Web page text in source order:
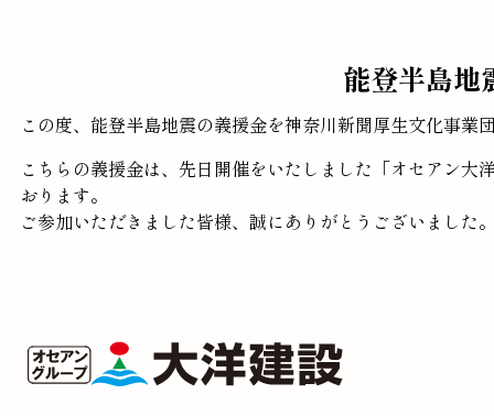
能登半島地
この度、能登半島地震の義援金を神奈川新聞厚生文化事業
こちらの義援金は、先日開催をいたしました「オセアン
おります。
ご参加いただきました皆様、誠にありがとうございました